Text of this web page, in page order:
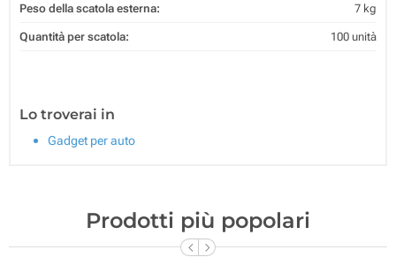
Peso della scatola esterna: 7 kg
Quantità per scatola: 100 unità
Lo troverai in
Gadget per auto
Prodotti più popolari